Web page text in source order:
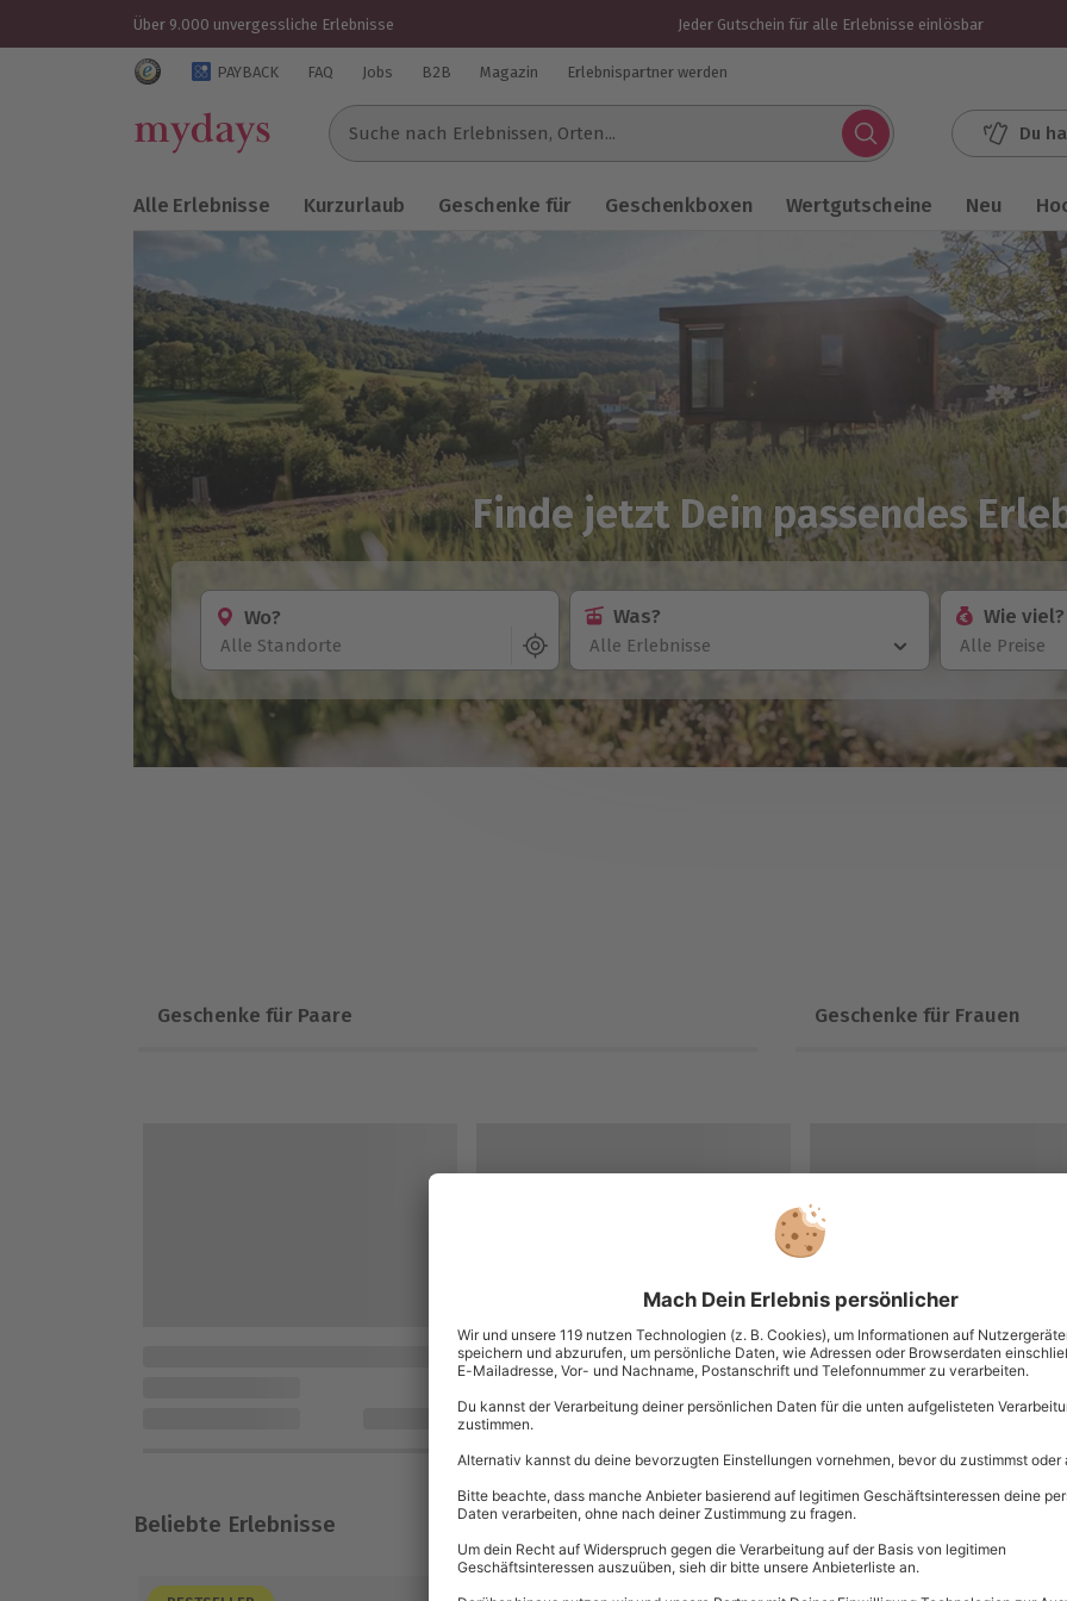
Über 9.000 unvergessliche Erlebnisse Jeder Gutschein für alle Erlebnisse einlösbar
Trustedshops Bewertungen für mydays.de
PAYBACK FAQ Jobs B2B Magazin Erlebnispartner werden
Suche nach Erlebnissen...
Du
Alle Erlebnisse Kurzurlaub Geschenke für Geschenkboxen Wertgutscheine Neu
Finde jetzt Dein passendes
Wo?
Alle Standorte
Was?
Alle Erlebnisse
Wie viel?
Alle Preise
Geschenke für Paare Geschenke für Frauen
Beliebte Erlebnisse